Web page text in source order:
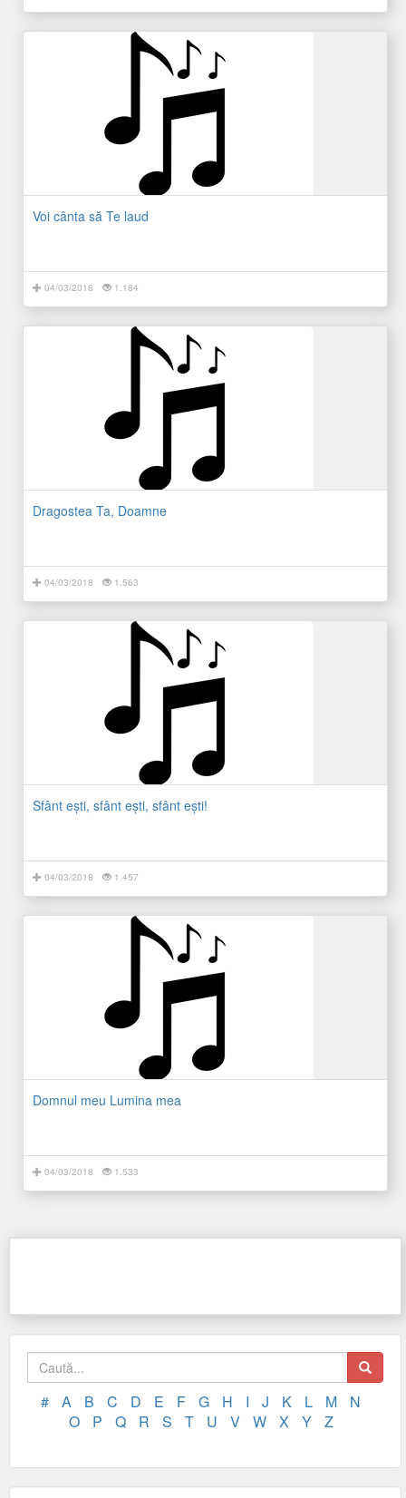
Voi cânta să Te laud
04/03/2018 1.184
Dragostea Ta, Doamne
04/03/2018 1.563
Sfânt ești, sfânt ești, sfânt ești!
04/03/2018 1.457
Domnul meu Lumina mea
04/03/2018 1.533
# A B C D E F G H I J K L M
N
O
P Q R S T U V W X Y Z